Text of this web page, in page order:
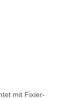
mit Fixier-